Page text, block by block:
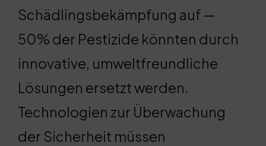
Schädlingsbekämpfung auf —
50% der Pestizide könnten durch
innovative, umweltfreundliche
Lösungen ersetzt werden.
Technologien zur Überwachung
der Sicherheit müssen